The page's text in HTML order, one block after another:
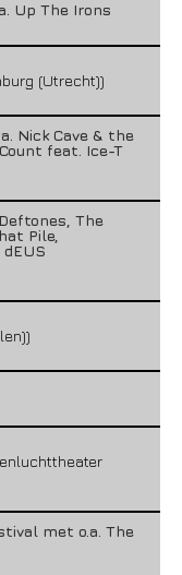
Up The Irons
(Utrecht))
Nick Cave & the
feat. Ice-T
The
Pile,
met o.a. The